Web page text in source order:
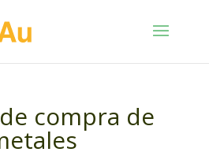
compra de